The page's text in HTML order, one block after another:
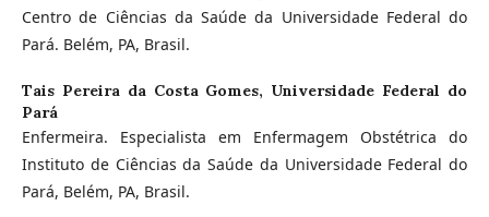
Centro de Ciências da Saúde da Universidade Federal do
Pará. Belém, PA, Brasil.
Tais Pereira da Costa Gomes, Universidade Federal do
Pará
Enfermeira. Especialista em Enfermagem Obstétrica do
Instituto de Ciências da Saúde da Universidade Federal do
Pará, Belém, PA, Brasil.